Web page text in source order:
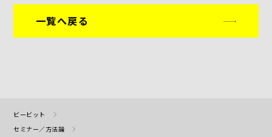
一覧へ戻る
ビービット
セミナー／方法論